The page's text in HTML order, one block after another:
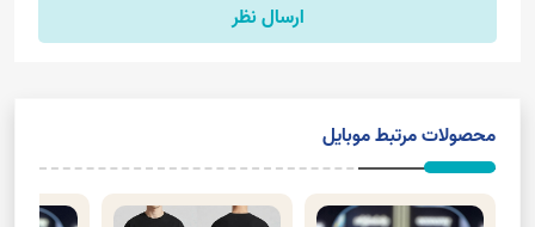
ارسال نظر
محصولات مرتبط موبایل